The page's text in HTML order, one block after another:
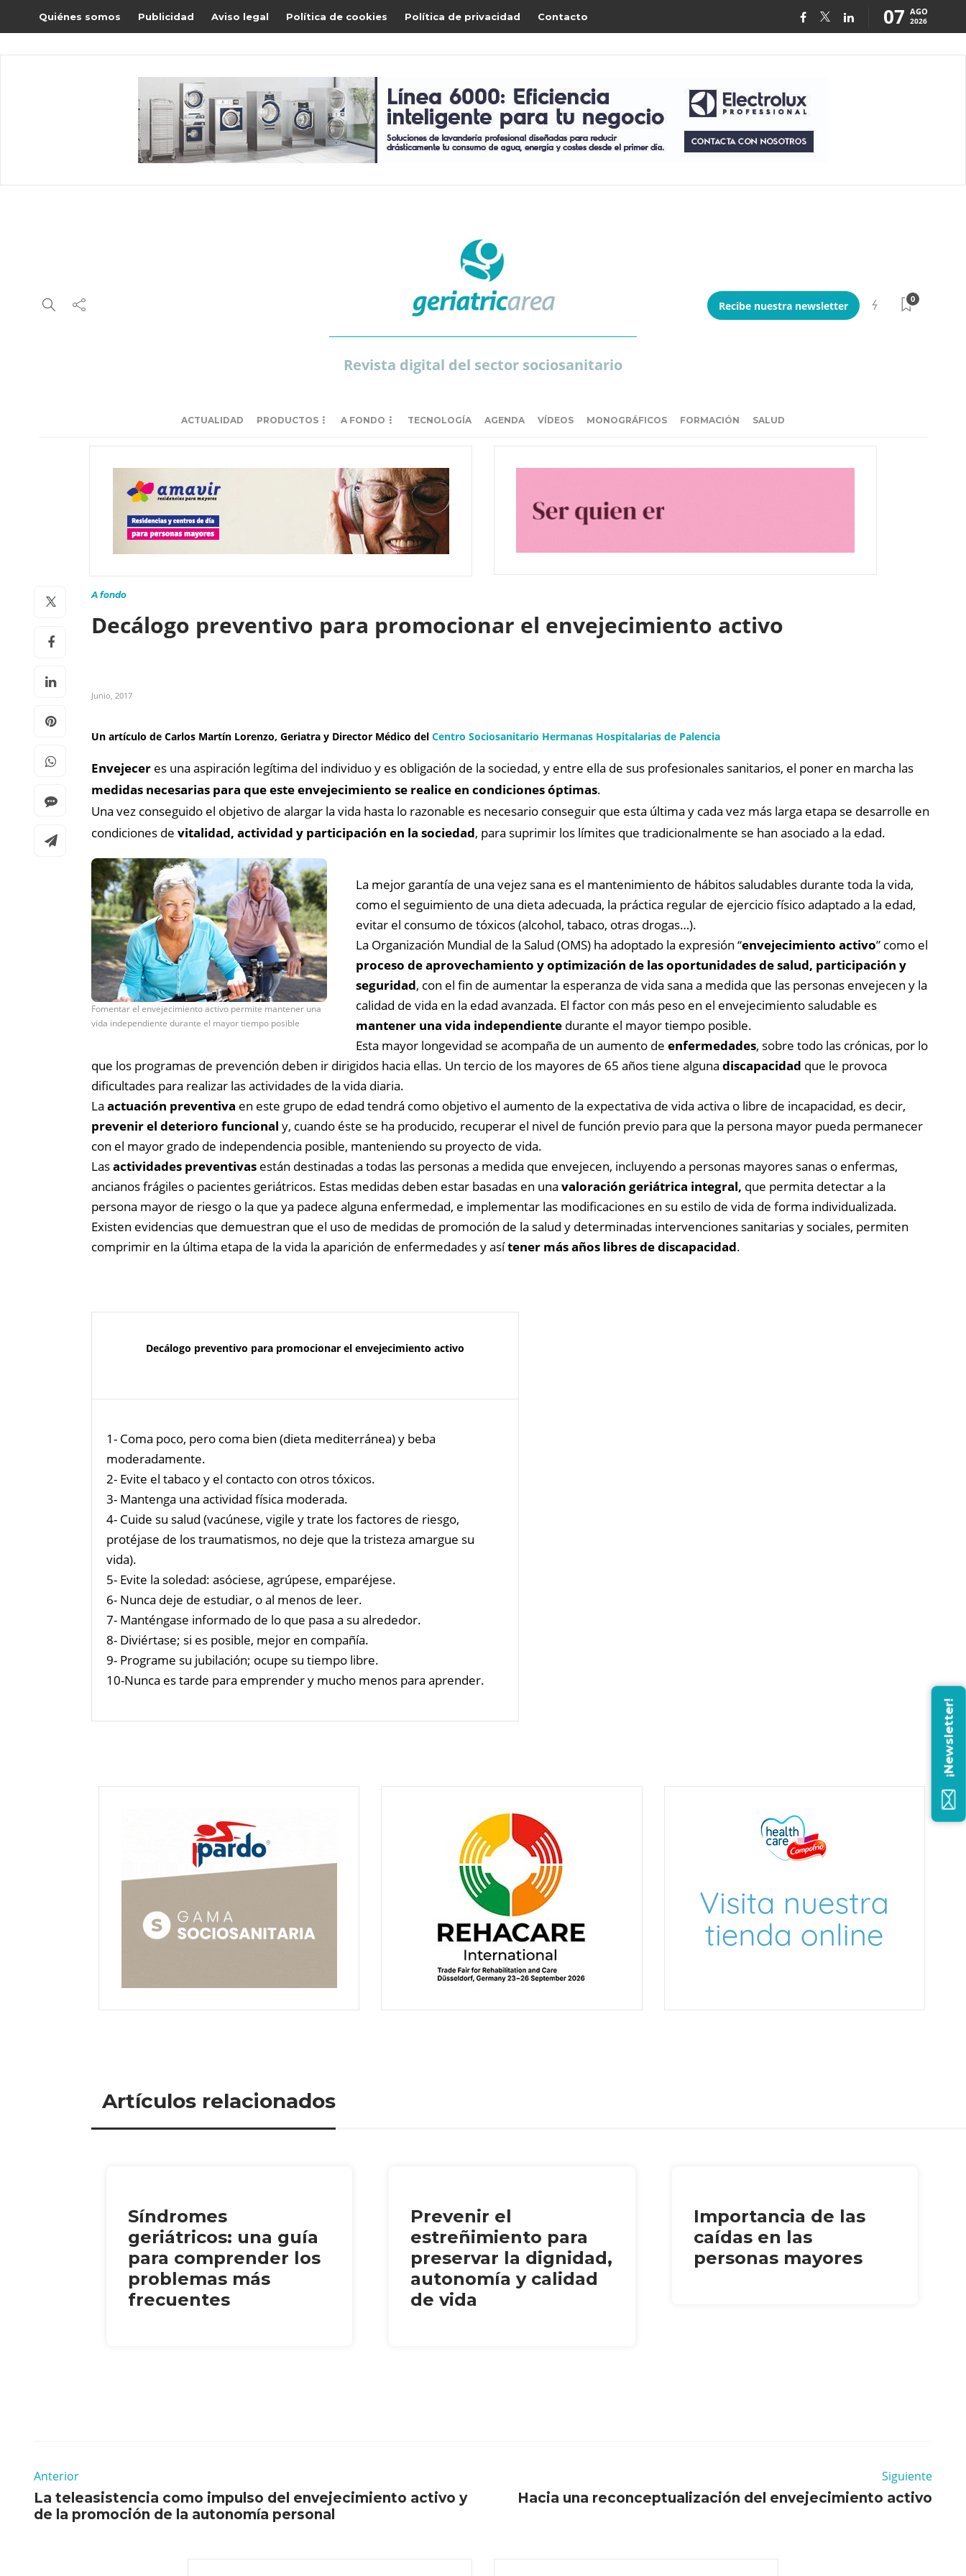
Quiénes somos Publicidad Aviso legal Política de cookies Política de privacidad Contacto 07 AGO
2026
Revista digital del sector sociosanitario
Recibe nuestra newsletter
0
ACTUALIDAD PRODUCTOS A FONDO TECNOLOGÍA AGENDA VÍDEOS MONOGRÁFICOS FORMACIÓN SALUD
A fondo
Decálogo preventivo para promocionar el envejecimiento activo
Junio, 2017
Un artículo de Carlos Martín Lorenzo, Geriatra y Director Médico del Centro Sociosanitario Hermanas Hospitalarias de Palencia
Envejecer es una aspiración legítima del individuo y es obligación de la sociedad, y entre ella de sus profesionales sanitarios, el poner en marcha las
medidas necesarias para que este envejecimiento se realice en condiciones óptimas.
Una vez conseguido el objetivo de alargar la vida hasta lo razonable es necesario conseguir que esta última y cada vez más larga etapa se desarrolle en
condiciones de vitalidad, actividad y participación en la sociedad, para suprimir los límites que tradicionalmente se han asociado a la edad.
Fomentar el envejecimiento activo permite mantener una
vida independiente durante el mayor tiempo posible
La mejor garantía de una vejez sana es el mantenimiento de hábitos saludables durante toda la vida,
como el seguimiento de una dieta adecuada, la práctica regular de ejercicio físico adaptado a la edad,
evitar el consumo de tóxicos (alcohol, tabaco, otras drogas…).
La Organización Mundial de la Salud (OMS) ha adoptado la expresión “envejecimiento activo” como el
proceso de aprovechamiento y optimización de las oportunidades de salud, participación y
seguridad, con el fin de aumentar la esperanza de vida sana a medida que las personas envejecen y la
calidad de vida en la edad avanzada. El factor con más peso en el envejecimiento saludable es
mantener una vida independiente durante el mayor tiempo posible.
Esta mayor longevidad se acompaña de un aumento de enfermedades, sobre todo las crónicas, por lo
que los programas de prevención deben ir dirigidos hacia ellas. Un tercio de los mayores de 65 años tiene alguna discapacidad que le provoca
dificultades para realizar las actividades de la vida diaria.
La actuación preventiva en este grupo de edad tendrá como objetivo el aumento de la expectativa de vida activa o libre de incapacidad, es decir,
prevenir el deterioro funcional y, cuando éste se ha producido, recuperar el nivel de función previo para que la persona mayor pueda permanecer
con el mayor grado de independencia posible, manteniendo su proyecto de vida.
Lasactividades preventivas están destinadas a todas las personas a medida que envejecen, incluyendo a personas mayores sanas o enfermas,
ancianos frágiles o pacientes geriátricos. Estas medidas deben estar basadas en una valoración geriátrica integral, que permita detectar a la
persona mayor de riesgo o la que ya padece alguna enfermedad, e implementar las modificaciones en su estilo de vida de forma individualizada.
Existen evidencias que demuestran que el uso de medidas de promoción de la salud y determinadas intervenciones sanitarias y sociales, permiten
comprimir en la última etapa de la vida la aparición de enfermedades y asítener más años libres de discapacidad.
Decálogo preventivo para promocionar el envejecimiento activo
1- Coma poco, pero coma bien (dieta mediterránea) y beba
moderadamente.
2- Evite el tabaco y el contacto con otros tóxicos.
3- Mantenga una actividad física moderada.
4- Cuide su salud (vacúnese, vigile y trate los factores de riesgo,
protéjase de los traumatismos, no deje que la tristeza amargue su
vida).
5- Evite la soledad: asóciese, agrúpese, emparéjese.
6- Nunca deje de estudiar, o al menos de leer.
7- Manténgase informado de lo que pasa a su alrededor.
8- Diviértase; si es posible, mejor en compañía.
9- Programe su jubilación; ocupe su tiempo libre.
10-Nunca es tarde para emprender y mucho menos para aprender.
Artículos relacionados
Síndromes
geriátricos: una guía
para comprender los
problemas más
frecuentes
Prevenir el
estreñimiento para
preservar la dignidad,
autonomía y calidad
de vida
Importancia de las
caídas en las
personas mayores
Anterior
La teleasistencia como impulso del envejecimiento activo y
de la promoción de la autonomía personal
Siguiente
Hacia una reconceptualización del envejecimiento activo
¡Newsletter!